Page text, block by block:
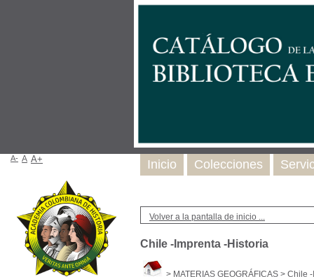
Volver a la pantalla de inicio ...
Chile -Imprenta -Historia
> MATERIAS GEOGRÁFICAS > Chile
Inicio Colecciones
A- A A+